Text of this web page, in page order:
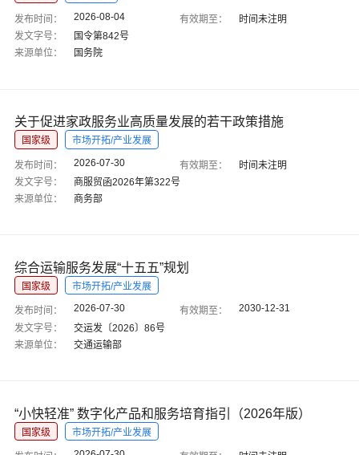
发布时间： 2026-08-04 有效期至：
时间未注明
发文字号：
国令第842号
来源单位：
国务院
关于促进家政服务业高质量发展的若干政策措施
国家级 市场开拓/产业发展
发布时间： 2026-07-30 有效期至：
时间未注明
发文字号：
商服贸函2026年第322号
来源单位：
商务部
综合运输服务发展“十五五”规划
国家级 市场开拓/产业发展
发布时间： 2026-07-30 有效期至：
2030-12-31
发文字号：
交运发〔2026〕86号
来源单位：
交通运输部
“小快轻准” 数字化产品和服务培育指引（2026年版）
国家级 市场开拓/产业发展